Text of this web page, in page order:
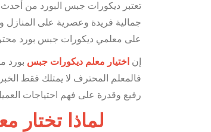
تعتبر ديكورات جبس البورد من
جمالية فريدة وعصرية على المنازل
على معلمي ديكورات جبس بورد
إن اختيار معلم ديكورات جبس بورد
فالمعلم المحترف لا يمتلك فقط
رفيع وقدرة على فهم احتياجات
لماذا